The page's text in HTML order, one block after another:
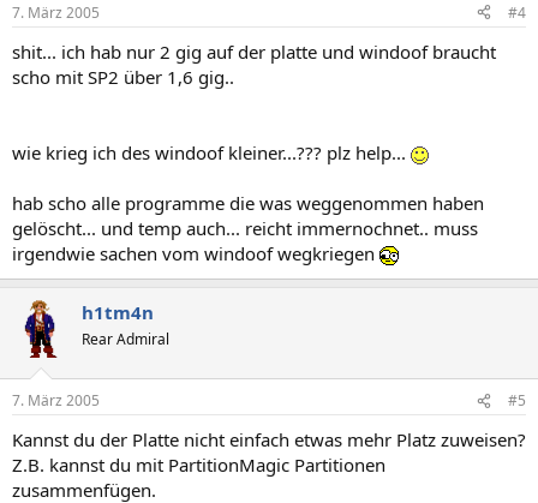
7. März 2005 #4
shit... ich hab nur 2 gig auf der platte und windoof braucht
scho mit SP2 über 1,6 gig..
wie krieg ich des windoof kleiner...??? plz help...
hab scho alle programme die was weggenommen haben
gelöscht... und temp auch... reicht immernochnet.. muss
irgendwie sachen vom windoof wegkriegen
h1tm4n
Rear Admiral
7. März 2005 #5
Kannst du der Platte nicht einfach etwas mehr Platz zuweisen?
Z.B. kannst du mit PartitionMagic Partitionen
zusammenfügen.